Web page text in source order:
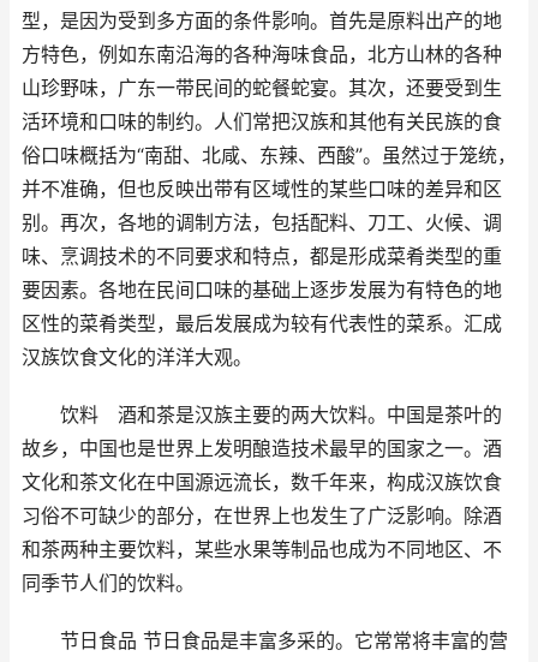
型，是因为受到多方面的条件影响。首先是原料出产的地
方特色，例如东南沿海的各种海味食品，北方山林的各种
山珍野味，广东一带民间的蛇餐蛇宴。其次，还要受到生
活环境和口味的制约。人们常把汉族和其他有关民族的食
俗口味概括为“南甜、北咸、东辣、西酸”。虽然过于笼统，
并不准确，但也反映出带有区域性的某些口味的差异和区
别。再次，各地的调制方法，包括配料、刀工、火候、调
味、烹调技术的不同要求和特点，都是形成菜肴类型的重
要因素。各地在民间口味的基础上逐步发展为有特色的地
区性的菜肴类型，最后发展成为较有代表性的菜系。汇成
汉族饮食文化的洋洋大观。
饮料 酒和茶是汉族主要的两大饮料。中国是茶叶的
故乡，中国也是世界上发明酿造技术最早的国家之一。酒
文化和茶文化在中国源远流长，数千年来，构成汉族饮食
习俗不可缺少的部分，在世界上也发生了广泛影响。除酒
和茶两种主要饮料，某些水果等制品也成为不同地区、不
同季节人们的饮料。
节日食品 节日食品是丰富多采的。它常常将丰富的营